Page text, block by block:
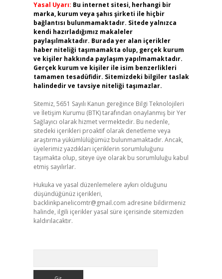
Yasal Uyarı: Bu internet sitesi, herhangi bir
marka, kurum veya şahıs şirketi ile hiçbir
bağlantısı bulunmamaktadır. Sitede yalnızca
kendi hazırladığımız makaleler
paylaşılmaktadır. Burada yer alan içerikler
haber niteliği taşımamakta olup, gerçek kurum
ve kişiler hakkında paylaşım yapılmamaktadır.
Gerçek kurum ve kişiler ile isim benzerlikleri
tamamen tesadüfidir. Sitemizdeki bilgiler taslak
halindedir ve tavsiye niteliği taşımazlar.
Sitemiz, 5651 Sayılı Kanun gereğince Bilgi Teknolojileri
ve İletişim Kurumu (BTK) tarafından onaylanmış bir Yer
Sağlayıcı olarak hizmet vermektedir. Bu nedenle,
sitedeki içerikleri proaktif olarak denetleme veya
araştırma yükümlülüğümüz bulunmamaktadır. Ancak,
üyelerimiz yazdıkları içeriklerin sorumluluğunu
taşımakta olup, siteye üye olarak bu sorumluluğu kabul
etmiş sayılırlar.
Hukuka ve yasal düzenlemelere aykırı olduğunu
düşündüğünüz içerikleri,
backlinkpanelicomtr@gmail.com adresine bildirmeniz
halinde, ilgili içerikler yasal süre içerisinde sitemizden
kaldırılacaktır.